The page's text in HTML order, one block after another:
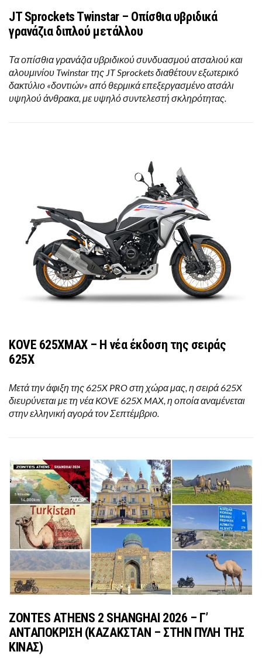
JT Sprockets Twinstar – Οπίσθια υβριδικά
γρανάζια διπλού μετάλλου
Τα οπίσθια γρανάζια υβριδικού συνδυασμού ατσαλιού και
αλουμινίου Twinstar της JT Sprockets διαθέτουν εξωτερικό
δακτύλιο «δοντιών» από θερμικά επεξεργασμένο ατσάλι
υψηλού άνθρακα, με υψηλό συντελεστή σκληρότητας.
KOVE 625XMAX – Η νέα έκδοση της σειράς
625X
Μετά την άφιξη της 625X PRO στη χώρα μας, η σειρά 625X
διευρύνεται με τη νέα KOVE 625X MAX, η οποία αναμένεται
στην ελληνική αγορά τον Σεπτέμβριο.
ZONTES ATHENS 2 SHANGHAI 2026 – Γ’
ΑΝΤΑΠΟΚΡΙΣΗ (ΚΑΖΑΚΣΤΑΝ – ΣΤΗΝ ΠΥΛΗ ΤΗΣ
ΚΙΝΑΣ)